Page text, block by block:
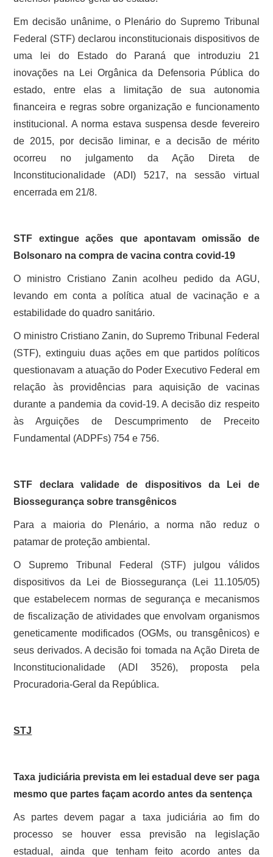
Em decisão unânime, o Plenário do Supremo Tribunal
Federal (STF) declarou inconstitucionais dispositivos de
uma lei do Estado do Paraná que introduziu 21
inovações na Lei Orgânica da Defensoria Pública do
estado, entre elas a limitação de sua autonomia
financeira e regras sobre organização e funcionamento
institucional. A norma estava suspensa desde fevereiro
de 2015, por decisão liminar, e a decisão de mérito
ocorreu no julgamento da Ação Direta de
Inconstitucionalidade (ADI) 5217, na sessão virtual
encerrada em 21/8.
STF extingue ações que apontavam omissão de
Bolsonaro na compra de vacina contra covid-19
O ministro Cristiano Zanin acolheu pedido da AGU,
levando em conta a política atual de vacinação e a
estabilidade do quadro sanitário.
O ministro Cristiano Zanin, do Supremo Tribunal Federal
(STF), extinguiu duas ações em que partidos políticos
questionavam a atuação do Poder Executivo Federal em
relação às providências para aquisição de vacinas
durante a pandemia da covid-19. A decisão diz respeito
às Arguições de Descumprimento de Preceito
Fundamental (ADPFs) 754 e 756.
STF declara validade de dispositivos da Lei de
Biossegurança sobre transgênicos
Para a maioria do Plenário, a norma não reduz o
patamar de proteção ambiental.
O Supremo Tribunal Federal (STF) julgou válidos
dispositivos da Lei de Biossegurança (Lei 11.105/05)
que estabelecem normas de segurança e mecanismos
de fiscalização de atividades que envolvam organismos
geneticamente modificados (OGMs, ou transgênicos) e
seus derivados. A decisão foi tomada na Ação Direta de
Inconstitucionalidade (ADI 3526), proposta pela
Procuradoria-Geral da República.
STJ
Taxa judiciária prevista em lei estadual deve ser paga
mesmo que partes façam acordo antes da sentença
As partes devem pagar a taxa judiciária ao fim do
processo se houver essa previsão na legislação
estadual, ainda que tenham feito acordo antes da